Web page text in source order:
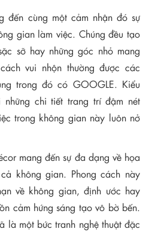
đến cùng một cảm nhận đó sự
gian làm việc. Chúng đều tạo
sỡ hay những góc nhỏ mang
vui nhộn thường được các
trong đó có GOOGLE. Kiểu
chi tiết trang trí đậm nét
trong không gian này luôn nở
mang đến sự đa dạng về họa
không gian. Phong cách này
về không gian, định ước hay
cảm hứng sáng tạo vô bờ bến.
là một bức tranh nghệ thuật đặc